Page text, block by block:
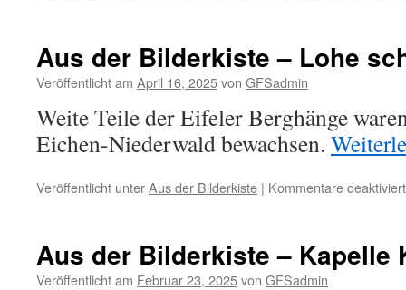
Aus der Bilderkiste – Lohe
Veröffentlicht am April 16, 2025von GFSadmin
Weite Teile der Eifeler Berghänge
Eichen-Niederwald bewachsen.
Veröffentlicht unterAus der Bilderkiste | Kommentare deaktiviert
Aus der Bilderkiste – Kapelle
Veröffentlicht am Februar 23, 2025von GFSadmin